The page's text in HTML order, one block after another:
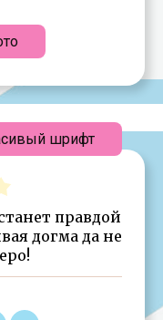
правдой
догма да не
шрифт